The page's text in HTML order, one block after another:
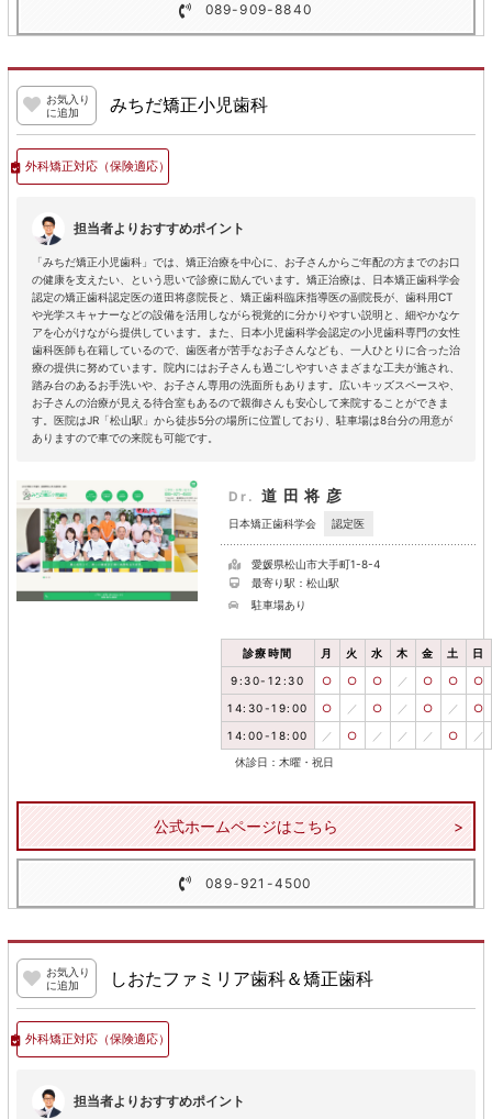
089-909-8840
お気入り
に追加
みちだ矯正小児歯科
外科矯正対応（保険適応）
担当者よりおすすめポイント
「みちだ矯正小児歯科」では、矯正治療を中心に、お子さんからご年配の方までのお口
の健康を支えたい、という思いで診療に励んでいます。矯正治療は、日本矯正歯科学会
認定の矯正歯科認定医の道田将彦院長と、矯正歯科臨床指導医の副院長が、歯科用CT
や光学スキャナーなどの設備を活用しながら視覚的に分かりやすい説明と、細やかなケ
アを心がけながら提供しています。また、日本小児歯科学会認定の小児歯科専門の女性
歯科医師も在籍しているので、歯医者が苦手なお子さんなども、一人ひとりに合った治
療の提供に努めています。院内にはお子さんも過ごしやすいさまざまな工夫が施され、
踏み台のあるお手洗いや、お子さん専用の洗面所もあります。広いキッズスペースや、
お子さんの治療が見える待合室もあるので親御さんも安心して来院することができま
す。医院はJR「松山駅」から徒歩5分の場所に位置しており、駐車場は8台分の用意が
ありますので車での来院も可能です。
Dr. 道田将彦
日本矯正歯科学会 認定医
愛媛県松山市大手町1-8-4
最寄り駅：松山駅
駐車場あり
診療時間 月 火 水 木 金 土 日
9:30-12:30 ○ ○ ○ ／ ○ ○ ○
14:30-19:00 ○ ／ ○ ／ ○ ／ ○
14:00-18:00 ／ ○ ／ ／ ／ ○ ／
休診日：木曜・祝日
公式ホームページはこちら
089-921-4500
お気入り
に追加
しおたファミリア歯科＆矯正歯科
外科矯正対応（保険適応）
担当者よりおすすめポイント